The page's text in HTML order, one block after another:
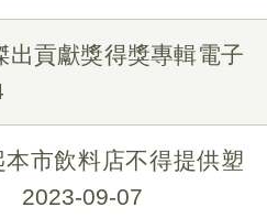
出貢獻獎得獎專輯電子
市飲料店不得提供塑
2023-09-07